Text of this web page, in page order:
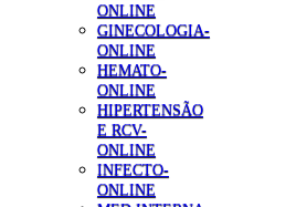
ONLINE
GINECOLOGIA-
ONLINE
HEMATO-
ONLINE
HIPERTENSÃO
E RCV-
ONLINE
INFECTO-
ONLINE